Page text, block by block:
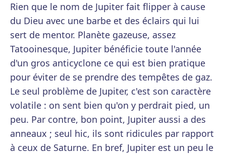
Rien que le nom de Jupiter fait flipper à cause
du Dieu avec une barbe et des éclairs qui lui
sert de mentor. Planète gazeuse, assez
Tatooinesque, Jupiter bénéficie toute l'année
d'un gros anticyclone ce qui est bien pratique
pour éviter de se prendre des tempêtes de gaz.
Le seul problème de Jupiter, c'est son caractère
volatile : on sent bien qu'on y perdrait pied, un
peu. Par contre, bon point, Jupiter aussi a des
anneaux ; seul hic, ils sont ridicules par rapport
à ceux de Saturne. En bref, Jupiter est un peu le